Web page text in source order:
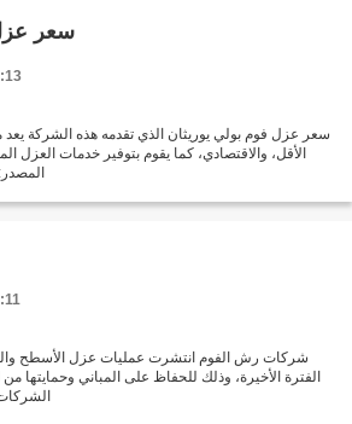
سعر
سعر عزل فوم بولي يوريثان الذي تقدمه هذه الشركة يعد
الأقل، والاقتصادي، كما يقوم بتوفير خدمات العزل
شركات رش الفوم انتشرت عمليات عزل الأسطح
الفترة الأخيرة، وذلك للحفاظ على المباني وحمايتها